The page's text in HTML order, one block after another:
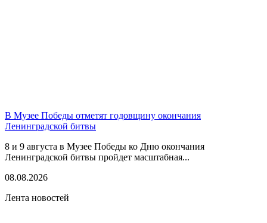
В Музее Победы отметят годовщину окончания
Ленинградской битвы
8 и 9 августа в Музее Победы ко Дню окончания
Ленинградской битвы пройдет масштабная...
08.08.2026
Лента новостей